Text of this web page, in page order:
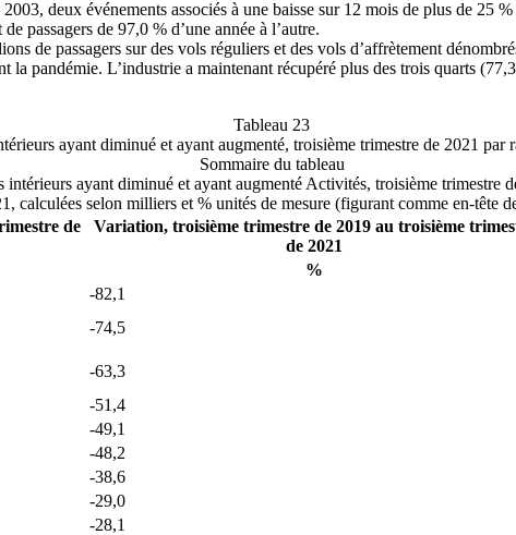
deux événements associés à une baisse sur 12 mois de plus de 25
passagers de 97,0 % d’une année à l’autre.
de passagers sur des vols réguliers et des vols d’affrètement
la pandémie. L’industrie a maintenant récupéré plus des trois quarts
Tableau 23
ayant diminué et ayant augmenté, troisième trimestre de 2021 par
Sommaire du tableau
ayant diminué et ayant augmenté Activités, troisième trimestre
calculées selon milliers et % unités de mesure (figurant comme en-tête
de
Variation, troisième trimestre de 2019 au troisième
de 2021
%
-82,1
-74,5
-63,3
-51,4
-49,1
-48,2
-38,6
-29,0
-28,1